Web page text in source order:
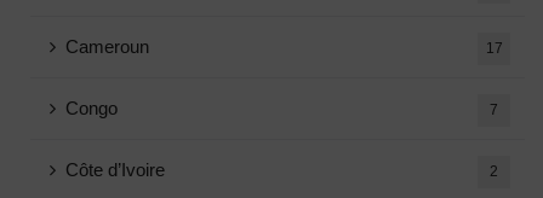
Cameroun 17
Congo 7
Côte d’Ivoire 2